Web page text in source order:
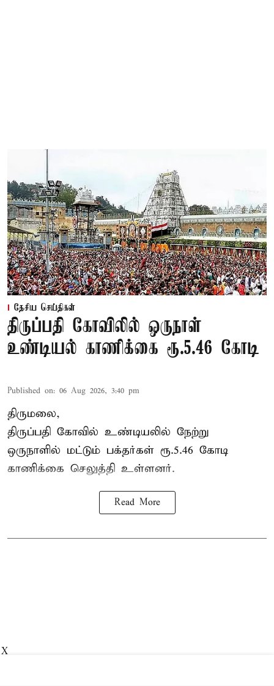
தேசிய செய்திகள்
திருப்பதி கோவிலில் ஒருநாள்
உண்டியல் காணிக்கை ரூ.5.46 கோடி
Published on: 06 Aug 2026, 3:40 pm
திருமலை,
திருப்பதி கோவில் உண்டியலில் நேற்று
ஒருநாளில் மட்டும் பக்தர்கள் ரூ.5.46 கோடி
காணிக்கை செலுத்தி உள்ளனர்.
Read More
X